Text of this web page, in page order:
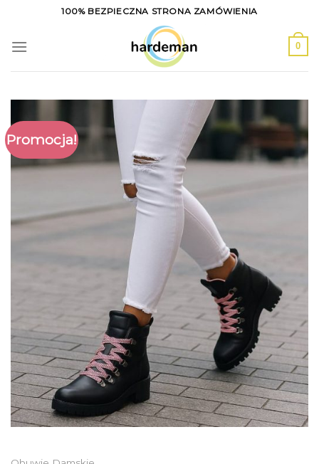
content
100% BEZPIECZNA STRONA ZAMÓWIENIA
0
Promocja!